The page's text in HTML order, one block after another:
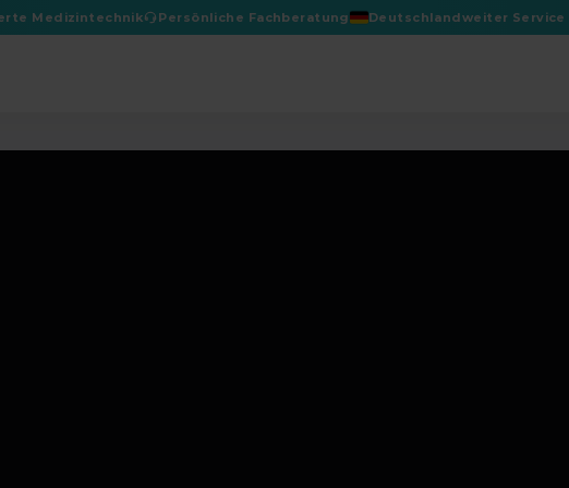
Medizintechnik Persönliche Fachberatung Deutschlandweiter Service